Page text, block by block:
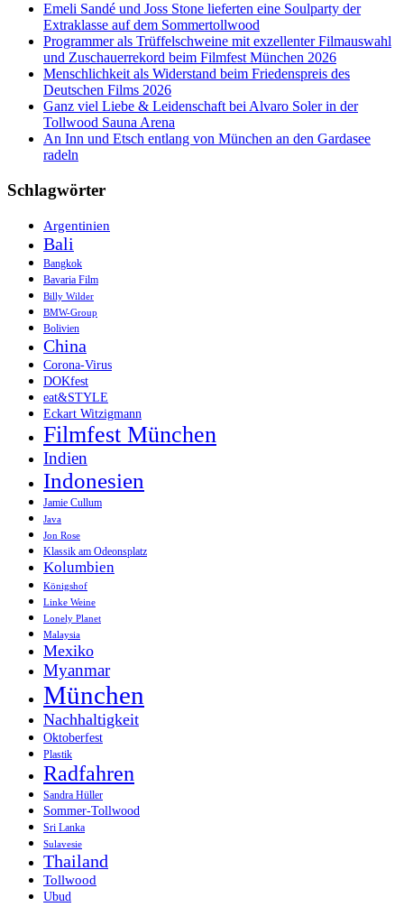
Emeli Sandé und Joss Stone lieferten eine Soulparty der
Extraklasse auf dem Sommertollwood
Programmer als Trüffelschweine mit exzellenter Filmauswahl
und Zuschauerrekord beim Filmfest München 2026
Menschlichkeit als Widerstand beim Friedenspreis des
Deutschen Films 2026
Ganz viel Liebe & Leidenschaft bei Alvaro Soler in der
Tollwood Sauna Arena
An Inn und Etsch entlang von München an den Gardasee
radeln
Schlagwörter
Argentinien
Bali
Bangkok
Bavaria Film
Billy Wilder
BMW-Group
Bolivien
China
Corona-Virus
DOKfest
eat&STYLE
Eckart Witzigmann
Filmfest München
Indien
Indonesien
Jamie Cullum
Java
Jon Rose
Klassik am Odeonsplatz
Kolumbien
Königshof
Linke Weine
Lonely Planet
Malaysia
Mexiko
Myanmar
München
Nachhaltigkeit
Oktoberfest
Plastik
Radfahren
Sandra Hüller
Sommer-Tollwood
Sri Lanka
Sulavesie
Thailand
Tollwood
Ubud